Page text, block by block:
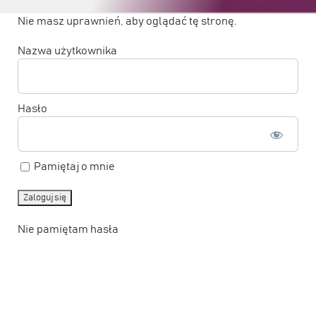
Nie masz uprawnień, aby oglądać tę stronę.
Nazwa użytkownika
Hasło
Pamiętaj o mnie
Nie pamiętam hasła